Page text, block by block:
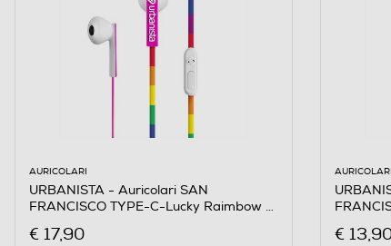
AURICOLARI
URBANISTA - Auricolari SAN
FRANCISCO TYPE-C-Lucky Raimbow -
€ 17,90
AURICOLARI
€